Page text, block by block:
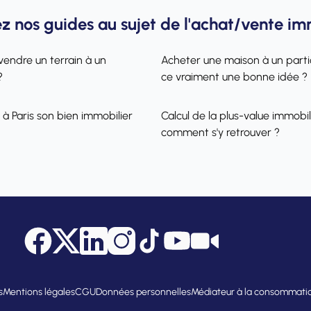
nos guides au sujet de l'achat/vente
un terrain à un
Acheter une maison à un
ce vraiment une bonne idée ?
Paris son bien immobilier
Calcul de la plus-value
comment s'y retrouver ?
Facebook
TwitterLinkedInInstagram
Tik TokYouTubeCitya Tube
Mentions légalesCGUDonnées personnellesMédiateur à la